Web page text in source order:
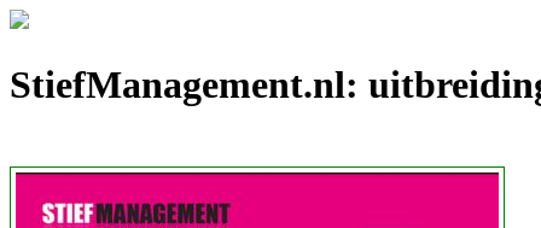
StiefManagement.nl: